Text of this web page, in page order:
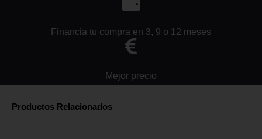
Financia tu compra en 3, 9 o 12 meses
Mejor precio
Productos Relacionados